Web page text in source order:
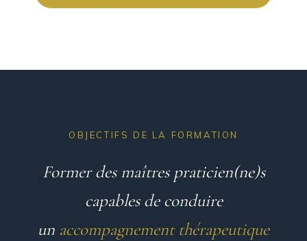
OBJECTIFS DE LA FORMATION
Former des maîtres praticien(ne)s
capables de conduire
un accompagnement thérapeutique